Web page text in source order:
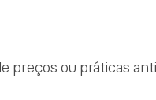
ou práticas